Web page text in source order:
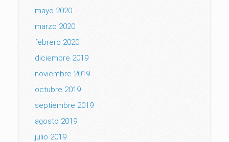
mayo 2020
marzo 2020
febrero 2020
diciembre 2019
noviembre 2019
octubre 2019
septiembre 2019
agosto 2019
julio 2019